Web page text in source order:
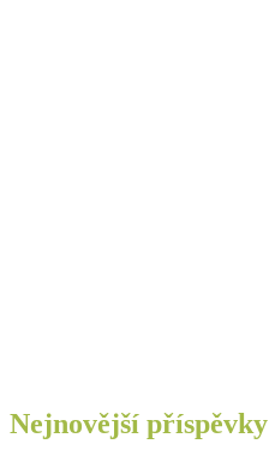
Nejnovější příspěvky